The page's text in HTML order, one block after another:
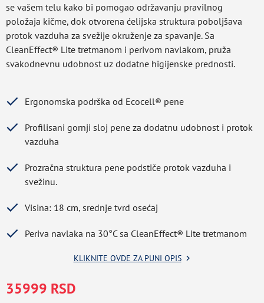
se vašem telu kako bi pomogao održavanju pravilnog
položaja kičme, dok otvorena ćelijska struktura poboljšava
protok vazduha za svežije okruženje za spavanje. Sa
CleanEffect® Lite tretmanom i perivom navlakom, pruža
svakodnevnu udobnost uz dodatne higijenske prednosti.
Ergonomska podrška od Ecocell® pene
Profilisani gornji sloj pene za dodatnu udobnost i protok
vazduha
Prozračna struktura pene podstiče protok vazduha i
svežinu.
Visina: 18 cm, srednje tvrd osećaj
Periva navlaka na 30°C sa CleanEffect® Lite tretmanom
KLIKNITE OVDE ZA PUNI OPIS
35999 RSD